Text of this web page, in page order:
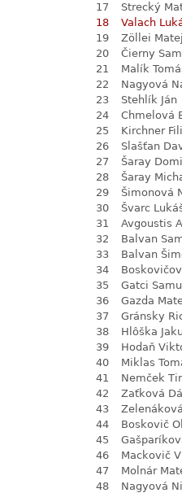
17
Strecký
18
Valach
19
Zöllei
20
Čierny
21
Malík
22
Nagyová
23
Stehlík Ján
24
Chmelová
25
Kirchner
26
Slašťan
27
Šaray
28
Šaray
29
Šimonová
30
Švarc
31
Avgoustis
32
Balvan
33
Balvan
34
35
Gatci
36
Gazda
37
Gránsky
38
Hlôška
39
Hodaň
40
Miklas
41
Nemček
42
Zaťková
43
44
Boskovič
45
46
Mackovič
47
Molnár
48
Nagyová